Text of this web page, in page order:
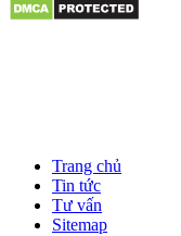
Trang chủ
Tin tức
Tư vấn
Sitemap